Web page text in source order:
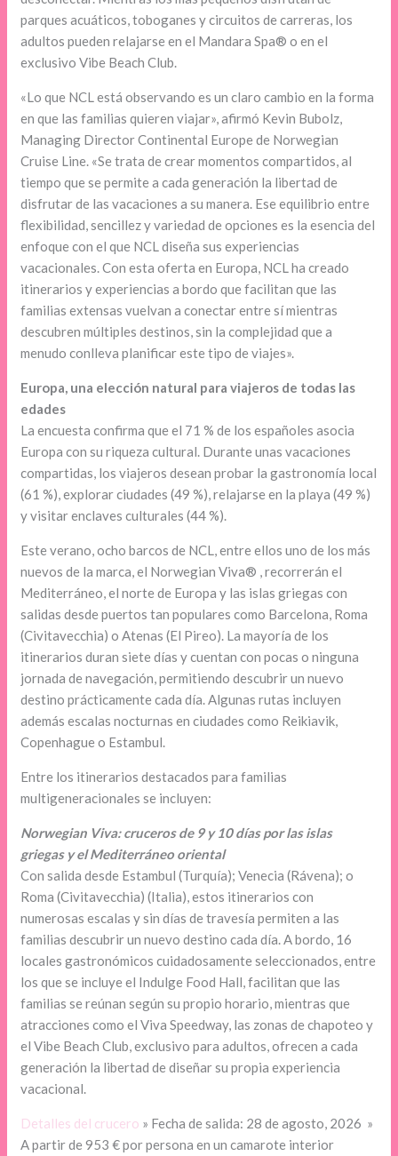
parques acuáticos, toboganes y circuitos de carreras, los
adultos pueden relajarse en el Mandara Spa® o en el
exclusivo Vibe Beach Club.
«Lo que NCL está observando es un claro cambio en la forma
en que las familias quieren viajar», afirmó Kevin Bubolz,
Managing Director Continental Europe de Norwegian
Cruise Line. «Se trata de crear momentos compartidos, al
tiempo que se permite a cada generación la libertad de
disfrutar de las vacaciones a su manera. Ese equilibrio entre
flexibilidad, sencillez y variedad de opciones es la esencia del
enfoque con el que NCL diseña sus experiencias
vacacionales. Con esta oferta en Europa, NCL ha creado
itinerarios y experiencias a bordo que facilitan que las
familias extensas vuelvan a conectar entre sí mientras
descubren múltiples destinos, sin la complejidad que a
menudo conlleva planificar este tipo de viajes».
Europa, una elección natural para viajeros de todas las
edades
La encuesta confirma que el 71 % de los españoles asocia
Europa con su riqueza cultural. Durante unas vacaciones
compartidas, los viajeros desean probar la gastronomía local
(61 %), explorar ciudades (49 %), relajarse en la playa (49 %)
y visitar enclaves culturales (44 %).
Este verano, ocho barcos de NCL, entre ellos uno de los más
nuevos de la marca, el Norwegian Viva® , recorrerán el
Mediterráneo, el norte de Europa y las islas griegas con
salidas desde puertos tan populares como Barcelona, Roma
(Civitavecchia) o Atenas (El Pireo). La mayoría de los
itinerarios duran siete días y cuentan con pocas o ninguna
jornada de navegación, permitiendo descubrir un nuevo
destino prácticamente cada día. Algunas rutas incluyen
además escalas nocturnas en ciudades como Reikiavik,
Copenhague o Estambul.
Entre los itinerarios destacados para familias
multigeneracionales se incluyen:
Norwegian Viva: cruceros de 9 y 10 días por las islas
griegas y el Mediterráneo oriental
Con salida desde Estambul (Turquía); Venecia (Rávena); o
Roma (Civitavecchia) (Italia), estos itinerarios con
numerosas escalas y sin días de travesía permiten a las
familias descubrir un nuevo destino cada día. A bordo, 16
locales gastronómicos cuidadosamente seleccionados, entre
los que se incluye el Indulge Food Hall, facilitan que las
familias se reúnan según su propio horario, mientras que
atracciones como el Viva Speedway, las zonas de chapoteo y
el Vibe Beach Club, exclusivo para adultos, ofrecen a cada
generación la libertad de diseñar su propia experiencia
vacacional.
Detalles del crucero » Fecha de salida: 28 de agosto, 2026 »
A partir de 953 € por persona en un camarote interior